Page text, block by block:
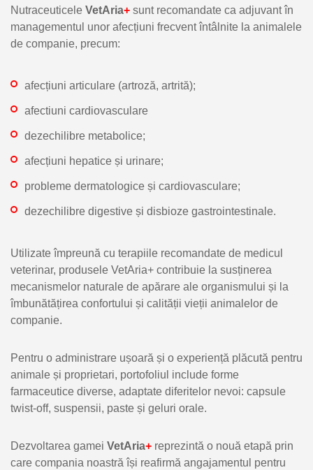
Nutraceuticele VetAria+ sunt recomandate ca adjuvant în
managementul unor afecțiuni frecvent întâlnite la animalele
de companie, precum:
afecțiuni articulare (artroză, artrită);
afectiuni cardiovasculare
dezechilibre metabolice;
afecțiuni hepatice și urinare;
probleme dermatologice și cardiovasculare;
dezechilibre digestive și disbioze gastrointestinale.
Utilizate împreună cu terapiile recomandate de medicul
veterinar, produsele VetAria+ contribuie la susținerea
mecanismelor naturale de apărare ale organismului și la
îmbunătățirea confortului și calității vieții animalelor de
companie.
Pentru o administrare ușoară și o experiență plăcută pentru
animale și proprietari, portofoliul include forme
farmaceutice diverse, adaptate diferitelor nevoi: capsule
twist-off, suspensii, paste și geluri orale.
Dezvoltarea gamei VetAria+ reprezintă o nouă etapă prin
care compania noastră își reafirmă angajamentul pentru